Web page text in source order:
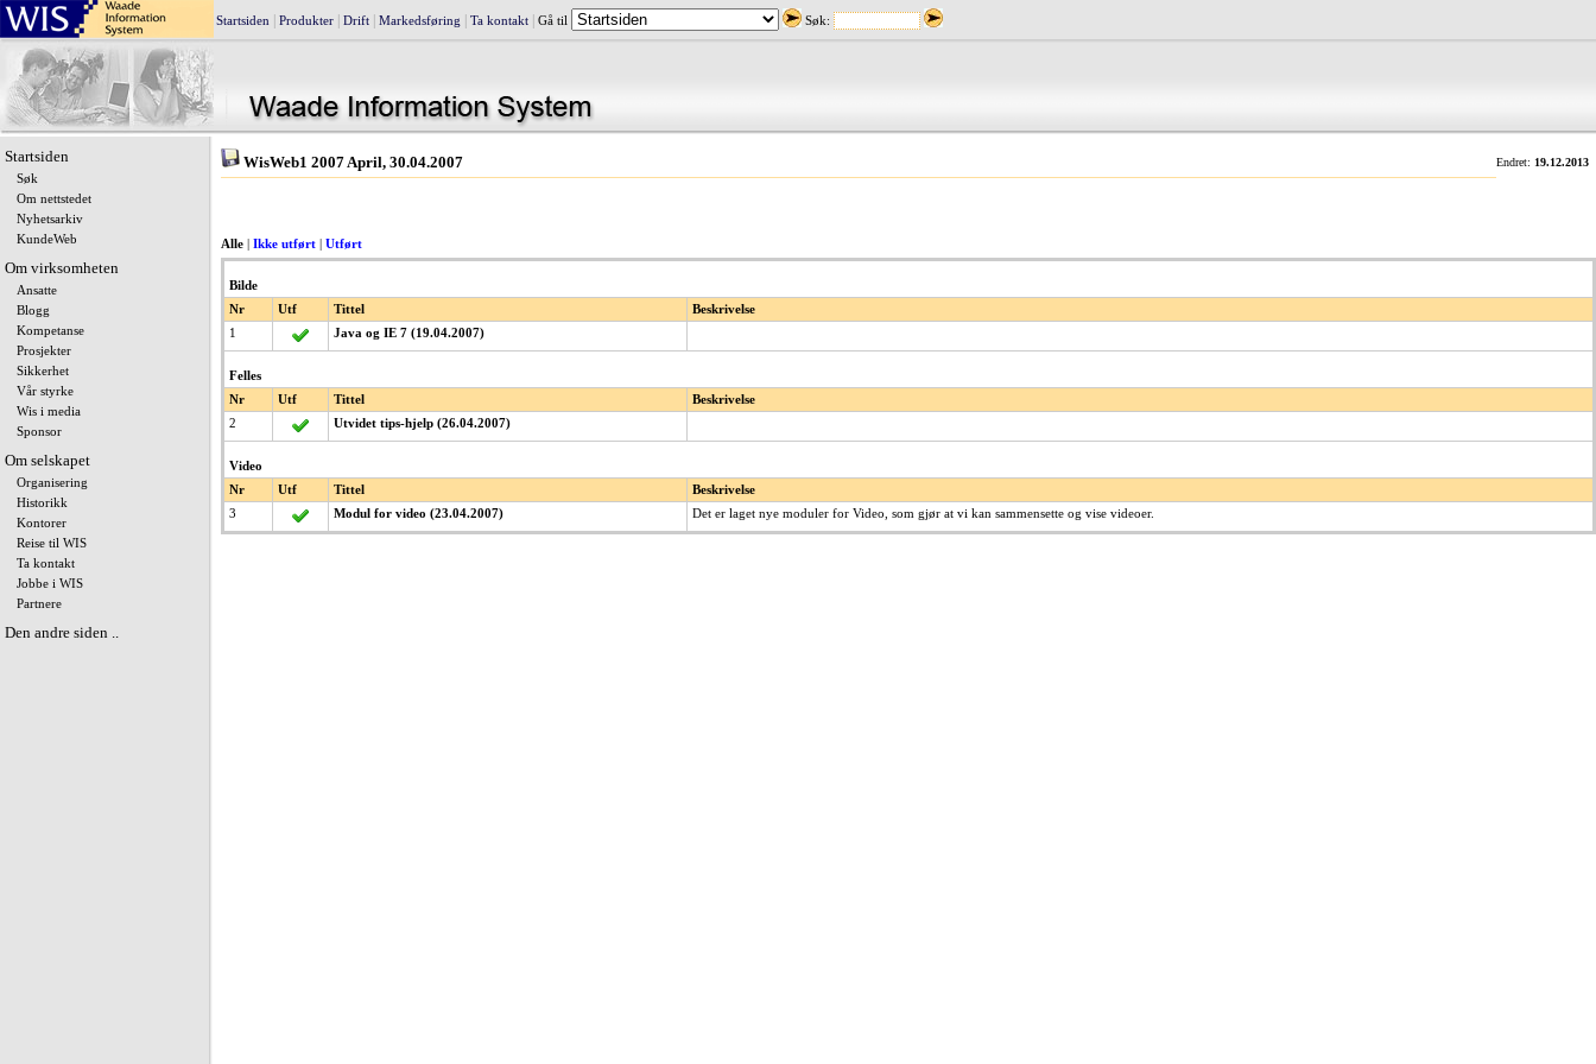
Startsiden Produkter Drift Markedsføring Ta kontakt Gå til Søk:
Startsiden
Søk
Om nettstedet
Nyhetsarkiv
KundeWeb
Om virksomheten
Ansatte
Blogg
Kompetanse
Prosjekter
Sikkerhet
Vår styrke
Wis i media
Sponsor
Om selskapet
Organisering
Historikk
Kontorer
Reise til WIS
Ta kontakt
Jobbe i WIS
Partnere
Den andre siden ..
WisWeb1 2007 April, 30.04.2007 Endret: 19.12.2013
Alle Ikke utført Utført
Bilde
Nr
Utf Tittel
Beskrivelse
1
Java og IE 7 (19.04.2007)
Felles
Nr
Utf Tittel
Beskrivelse
2
Utvidet tips-hjelp (26.04.2007)
Video
Nr
Utf Tittel
Beskrivelse
3
Modul for video (23.04.2007) Det er laget nye moduler for Video, som gjør at vi kan sammensette og vise videoer.